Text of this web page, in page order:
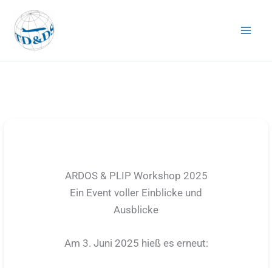
Inhalt
springen
ARDOS & PLIP Workshop 2025
Ein Event voller Einblicke und
Ausblicke
Am 3. Juni 2025 hieß es erneut: